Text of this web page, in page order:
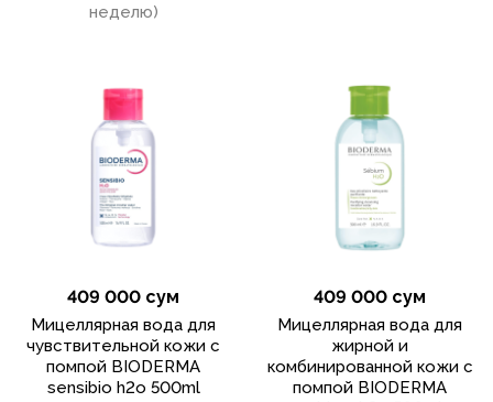
неделю)
409 000 сум
Мицеллярная вода для
чувствительной кожи с
помпой BIODERMA
sensibio h2o 500ml
409 000 сум
Мицеллярная вода для
жирной и
комбинированной кожи с
помпой BIODERMA